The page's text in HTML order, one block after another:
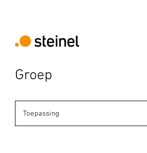
Groep
Toepassing